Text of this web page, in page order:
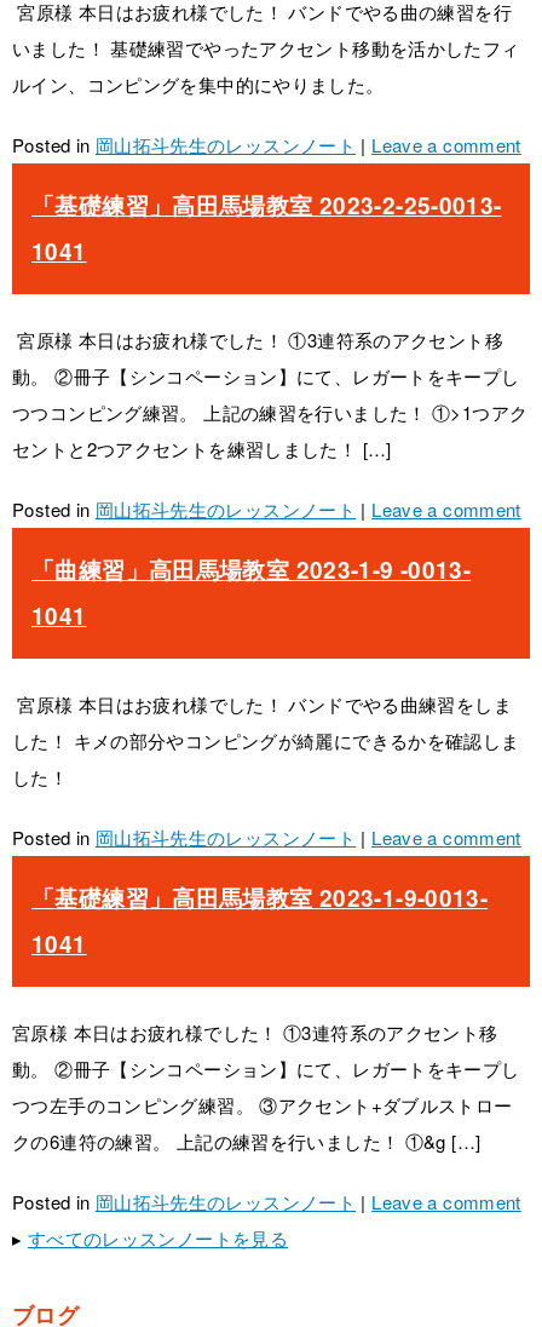
宮原様 本日はお疲れ様でした！ バンドでやる曲の練習を行
いました！ 基礎練習でやったアクセント移動を活かしたフィ
ルイン、コンピングを集中的にやりました。
Posted in 岡山拓斗先生のレッスンノート | Leave a comment
「基礎練習」高田馬場教室 2023-2-25-0013-
1041
宮原様 本日はお疲れ様でした！ ①3連符系のアクセント移
動。 ②冊子【シンコペーション】にて、レガートをキープし
つつコンピング練習。 上記の練習を行いました！ ①>1つアク
セントと2つアクセントを練習しました！ […]
Posted in 岡山拓斗先生のレッスンノート | Leave a comment
「曲練習」高田馬場教室 2023-1-9 -0013-
1041
宮原様 本日はお疲れ様でした！ バンドでやる曲練習をしま
した！ キメの部分やコンピングが綺麗にできるかを確認しま
した！
Posted in 岡山拓斗先生のレッスンノート | Leave a comment
「基礎練習」高田馬場教室 2023-1-9-0013-
1041
宮原様 本日はお疲れ様でした！ ①3連符系のアクセント移
動。 ②冊子【シンコペーション】にて、レガートをキープし
つつ左手のコンピング練習。 ③アクセント+ダブルストロー
クの6連符の練習。 上記の練習を行いました！ ①&g […]
Posted in 岡山拓斗先生のレッスンノート | Leave a comment
▸ すべてのレッスンノートを見る
ブログ